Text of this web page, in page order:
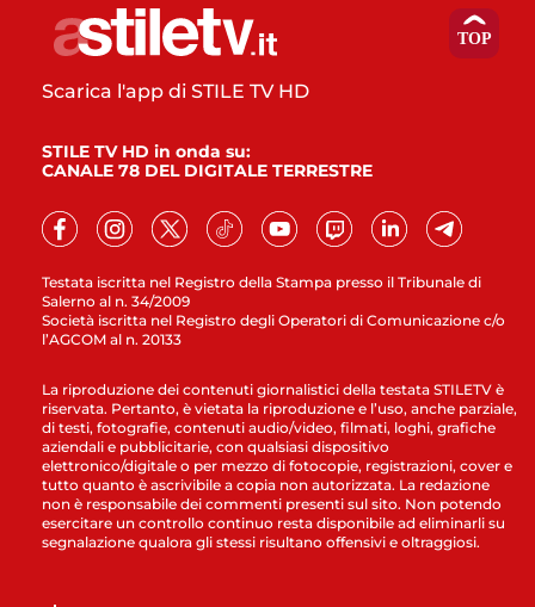
Testata iscritta nel Registro della Stampa presso il Tribunale di
Salerno al n. 34/2009
Società iscritta nel Registro degli Operatori di Comunicazione c/o
l’AGCOM al n. 20133
Scarica l'app di STILE TV HD
STILE TV HD in onda su:
CANALE 78 DEL DIGITALE TERRESTRE
La riproduzione dei contenuti giornalistici della testata STILETV è
riservata. Pertanto, è vietata la riproduzione e l’uso, anche parziale,
di testi, fotografie, contenuti audio/video, filmati, loghi, grafiche
aziendali e pubblicitarie, con qualsiasi dispositivo
elettronico/digitale o per mezzo di fotocopie, registrazioni, cover e
tutto quanto è ascrivibile a copia non autorizzata. La redazione
non è responsabile dei commenti presenti sul sito. Non potendo
esercitare un controllo continuo resta disponibile ad eliminarli su
segnalazione qualora gli stessi risultano offensivi e oltraggiosi.